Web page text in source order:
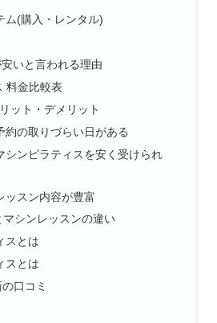
ム(購入・レンタル)
いと言われる理由
料金比較表
ット・デメリット
約の取りづらい日がある
シンピラティスを安く受けられ
ッスン内容が豊富
シンレッスンの違い
スとは
スとは
口コミ